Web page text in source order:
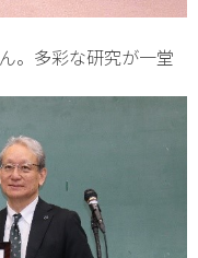
。多彩な研究が一堂